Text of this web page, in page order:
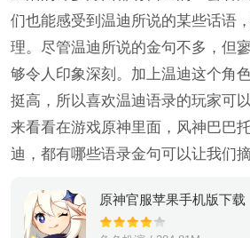
们也能感受到温迪所说的某些话语
理。尽管温迪所说的金句不多，但
够令人印象深刻。加上温迪这个角
挺高，所以喜欢温迪语录的玩家可
来看看在游戏原神里面，风神巴巴
迪，都有哪些语录金句可以让我们
原神官服苹果手机版下载